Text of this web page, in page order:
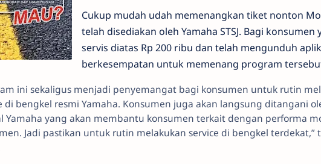
Cukup mudah udah memenangkan tiket nonton
telah disediakan oleh Yamaha STSJ. Bagi konsumen
servis diatas Rp 200 ribu dan telah mengunduh
berkesempatan untuk memenang program
ini sekaligus menjadi penyemangat bagi konsumen untuk rutin
di bengkel resmi Yamaha. Konsumen juga akan langsung ditangani
Yamaha yang akan membantu konsumen terkait dengan performa
Jadi pastikan untuk rutin melakukan service di bengkel terdekat,”